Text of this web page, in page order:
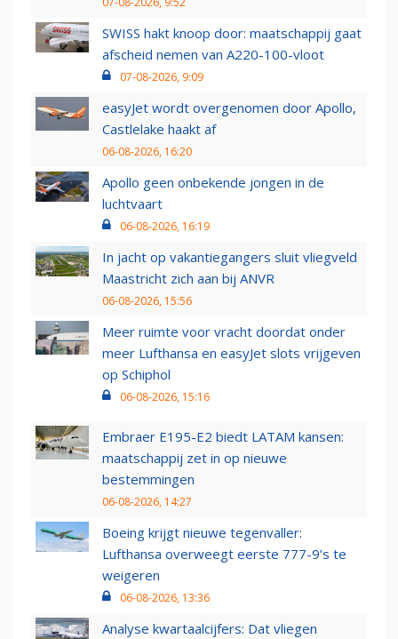
SWISS hakt knoop door: maatschappij gaat
afscheid nemen van A220-100-vloot
07-08-2026, 9:09
easyJet wordt overgenomen door Apollo,
Castlelake haakt af
06-08-2026, 16:20
Apollo geen onbekende jongen in de
luchtvaart
06-08-2026, 16:19
In jacht op vakantiegangers sluit vliegveld
Maastricht zich aan bij ANVR
06-08-2026, 15:56
Meer ruimte voor vracht doordat onder
meer Lufthansa en easyJet slots vrijgeven
op Schiphol
06-08-2026, 15:16
Embraer E195-E2 biedt LATAM kansen:
maatschappij zet in op nieuwe
bestemmingen
06-08-2026, 14:27
Boeing krijgt nieuwe tegenvaller:
Lufthansa overweegt eerste 777-9’s te
weigeren
06-08-2026, 13:36
Analyse kwartaalcijfers: Dat vliegen